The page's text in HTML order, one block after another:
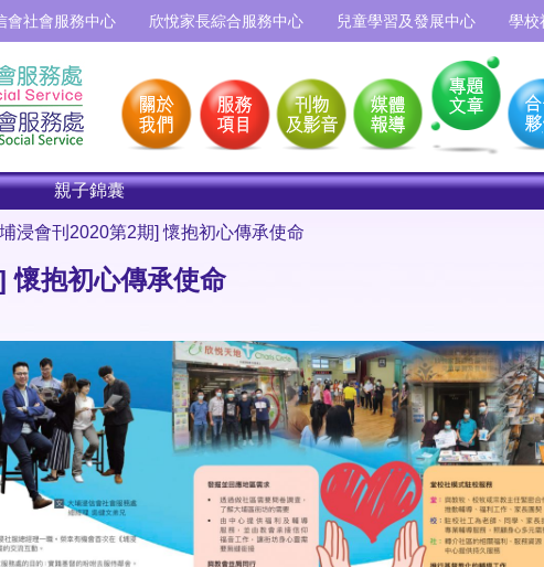
會社會服務中心 欣悅家長綜合服務中心 兒童學習及發展中心 學校
親子錦囊
浸會刊2020第2期] 懷抱初心傳承使命
懷抱初心傳承使命